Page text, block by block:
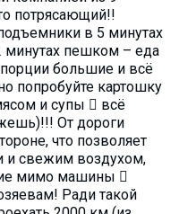
потрясающий!!
в 5 минутах
минутах пешком – еда
большие и всё
попробуйте картошку
и супы  всё
От дороги
что позволяет
и свежим воздухом,
мимо машины 
Ради такой